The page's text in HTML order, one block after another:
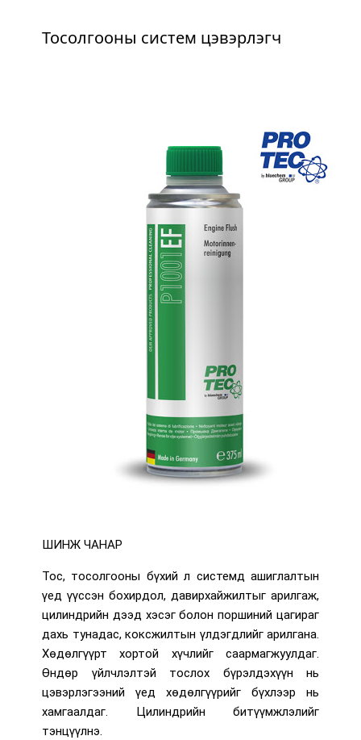
Тосолгооны систем цэвэрлэгч
ШИНЖ ЧАНАР
Тос, тосолгооны бүхий л системд ашиглалтын
үед үүссэн бохирдол, давирхайжилтыг арилгаж,
цилиндрийн дээд хэсэг болон поршиний цагираг
дахь тунадас, коксжилтын үлдэгдлийг арилгана.
Хөдөлгүүрт хортой хүчлийг саармагжуулдаг.
Өндөр үйлчлэлтэй тослох бүрэлдэхүүн нь
цэвэрлэгээний үед хөдөлгүүрийг бүхлээр нь
хамгаалдаг. Цилиндрийн битүүмжлэлийг
тэнцүүлнэ.